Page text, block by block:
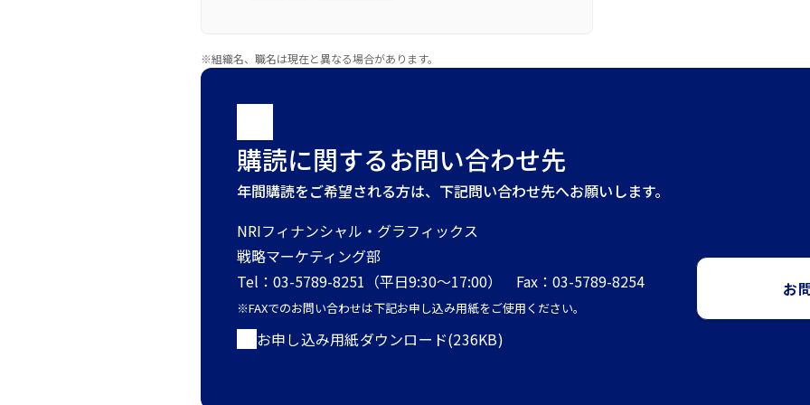
※組織名、職名は現在と異なる場合があります。
購読に関するお問い合わせ先
年間購読をご希望される方は、下記問い合わせ先へお願いします。
NRIフィナンシャル・グラフィックス
戦略マーケティング部
Tel：03-5789-8251（平日9:30～17:00） Fax：03-5789-8254
※FAXでのお問い合わせは下記お申し込み用紙をご使用ください。
お申し込み用紙ダウンロード(236KB)
お